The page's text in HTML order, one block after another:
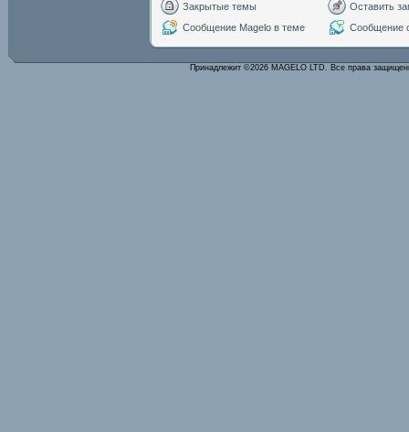
Закрытые темы
Оставить
Сообщение Magelo в теме
Сообщение
Принадлежит ©2026 MAGELO LTD. Все права